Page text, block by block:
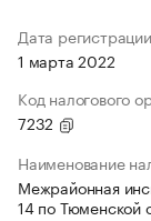
Дата регистрации
1 марта 2022
Код налогового
7232
Наименование
Межрайонная
14 по Тюменской